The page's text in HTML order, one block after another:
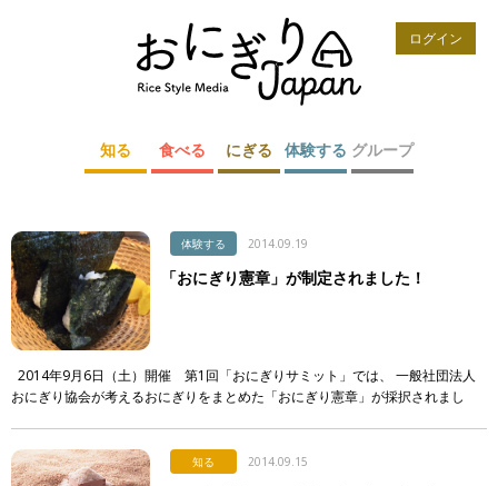
ログイン
知る 食べる にぎる 体験する グループ
体験する 2014.09.19
「おにぎり憲章」が制定されました！
2014年9月6日（土）開催 第1回「おにぎりサミット」では、 一般社団法人
おにぎり協会が考えるおにぎりをまとめた「おにぎり憲章」が採択されまし
知る 2014.09.15